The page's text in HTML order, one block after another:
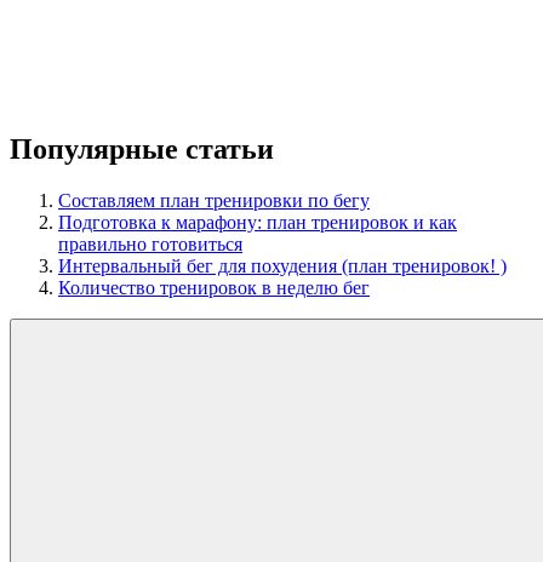
Популярные статьи
Составляем план тренировки по бегу
Подготовка к марафону: план тренировок и как
правильно готовиться
Интервальный бег для похудения (план тренировок! )
Количество тренировок в неделю бег